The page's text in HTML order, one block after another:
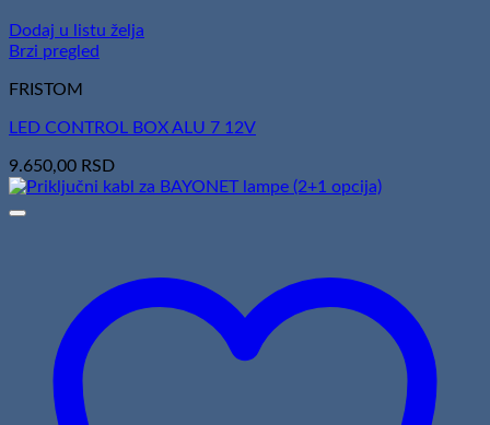
Dodaj u listu želja
Brzi pregled
FRISTOM
LED CONTROL BOX ALU 7 12V
9.650,00 RSD